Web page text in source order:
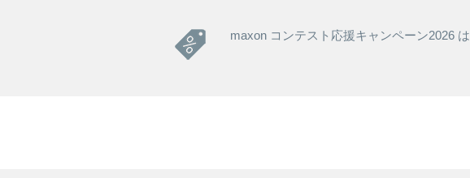
maxon コンテスト応援キャンペーン2026 は